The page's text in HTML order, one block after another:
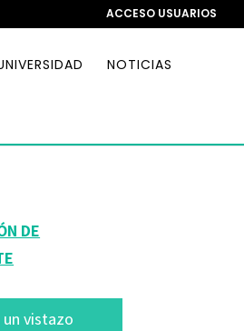
ACCESO USUARIOS
NOTICIAS
DE
un vistazo